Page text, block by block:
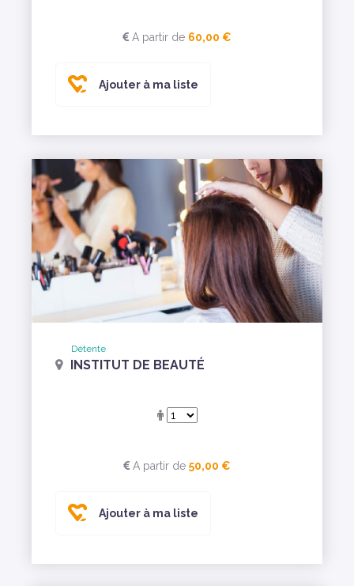
A partir de 60,00 €
Ajouter à ma liste
Détente
INSTITUT DE BEAUTÉ
A partir de 50,00 €
Ajouter à ma liste